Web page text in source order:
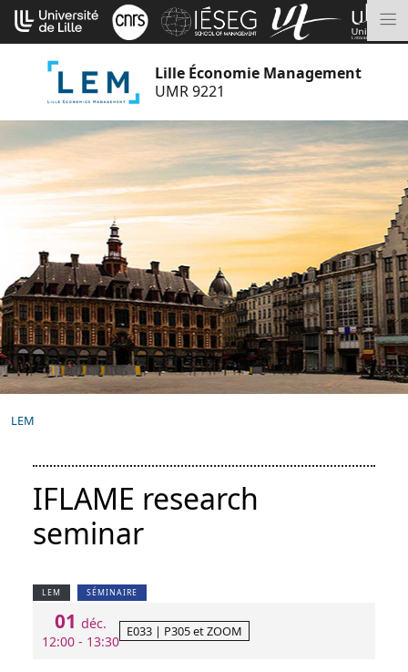
Aller
au
contenu
Lille Économie Management
UMR 9221
LEM
IFLAME research
seminar
LEM SÉMINAIRE
01 déc.
12:00 - 13:30
E033 | P305 et ZOOM
Cookies management panel